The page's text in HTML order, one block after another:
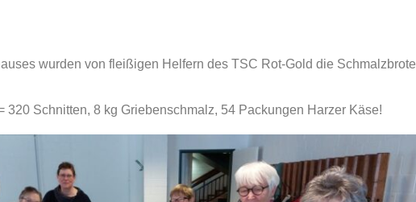
wurden von fleißigen Helfern des TSC Rot‑Gold die Schmalzbrote
320 Schnitten, 8 kg Griebenschmalz, 54 Packungen Harzer Käse!